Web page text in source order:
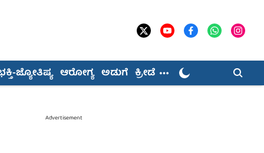
ಜ್ಯೋತಿಷ್ಯ ಆರೋಗ್ಯ ಅಡುಗೆ ಕ್ರೀಡೆ
Advertisement